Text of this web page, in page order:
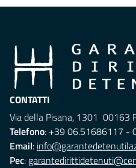
CONTATTI
Via della Pisana, 1301 00163
Telefono: +39 06.51686117 -
Email:
Pec: